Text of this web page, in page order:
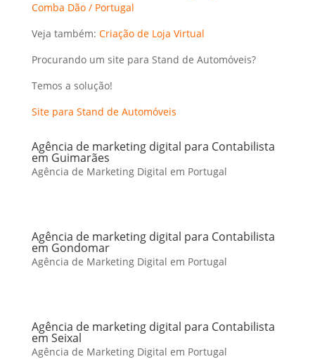
Comba Dão / Portugal
Veja também: Criação de Loja Virtual
Procurando um site para Stand de Automóveis?
Temos a solução!
Site para Stand de Automóveis
Agência de marketing digital para Contabilista
em Guimarães
Agência de Marketing Digital em Portugal
Agência de marketing digital para Contabilista
em Gondomar
Agência de Marketing Digital em Portugal
Agência de marketing digital para Contabilista
em Seixal
Agência de Marketing Digital em Portugal